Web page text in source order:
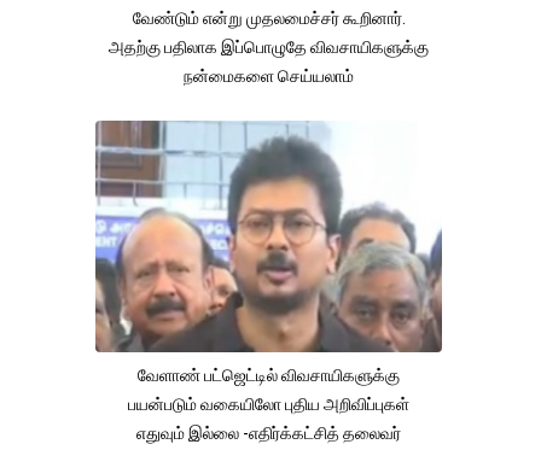
வேண்டும் என்று முதலமைச்சர் கூறினார்.
அதற்கு பதிலாக இப்பொழுதே விவசாயிகளுக்கு
நன்மைகளை செய்யலாம்
வேளாண் பட்ஜெட்டில் விவசாயிகளுக்கு
பயன்படும் வகையிலோ புதிய அறிவிப்புகள்
எதுவும் இல்லை -எதிர்க்கட்சித் தலைவர்